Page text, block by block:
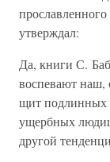
утверждал:
Да, книги С.
воспевают наш,
щит подлинных
ущербных
другой